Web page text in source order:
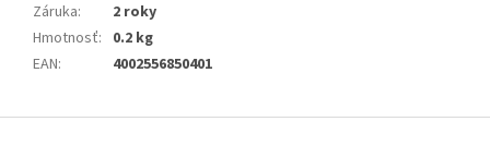
Záruka:
2 roky
Hmotnosť: 0.2 kg
EAN: 4002556850401